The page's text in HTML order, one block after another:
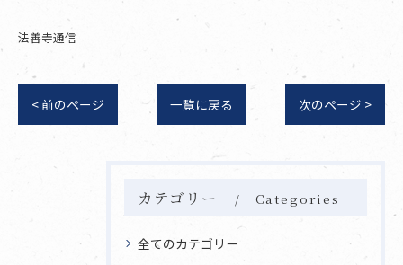
法善寺通信
< 前のページ 一覧に戻る 次のページ >
カテゴリー Categories
全てのカテゴリー